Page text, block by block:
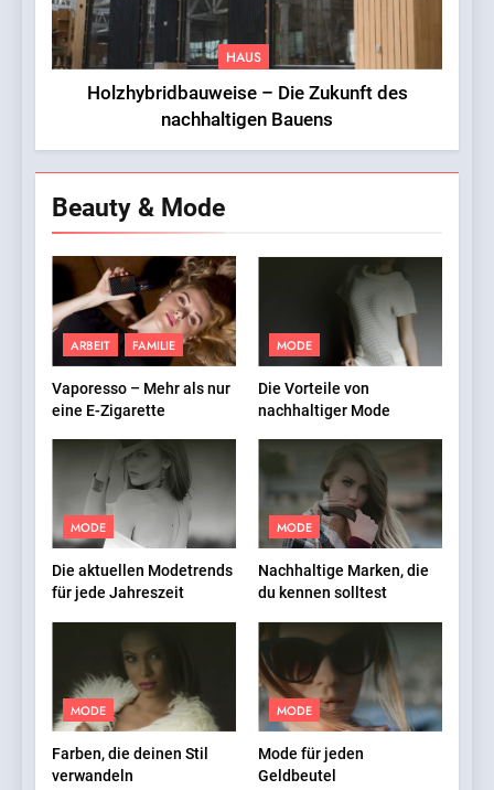
HAUS
Holzhybridbauweise – Die Zukunft des
nachhaltigen Bauens
Beauty & Mode
ARBEIT FAMILIE
Vaporesso – Mehr als nur
eine E-Zigarette
MODE
Die Vorteile von
nachhaltiger Mode
MODE
Die aktuellen Modetrends
für jede Jahreszeit
MODE
Nachhaltige Marken, die
du kennen solltest
MODE
Farben, die deinen Stil
verwandeln
MODE
Mode für jeden
Geldbeutel